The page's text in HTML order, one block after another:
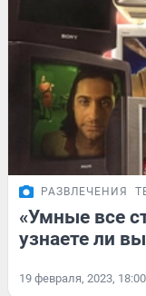
РАЗВЛЕЧЕНИЯ
«Умные все
узнаете ли
19 февраля, 2023, 18:00